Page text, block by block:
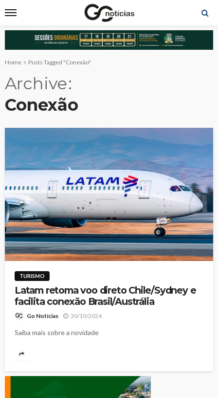
Home Posts Tagged "Conexão"
Archive
Conexão
TURISMO
Latam retoma voo direto Chile/Sydney e
facilita conexão Brasil/Austrália
Go Notícias 30/10/2024
Saiba mais sobre a novidade